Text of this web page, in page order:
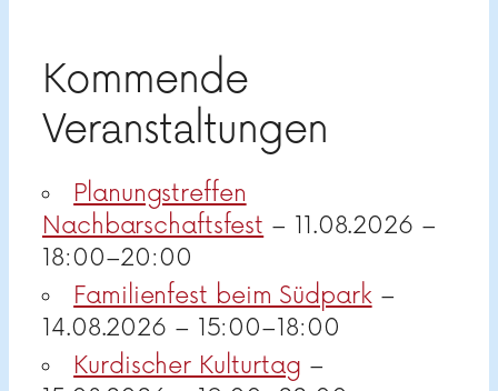
Kommende
Veranstaltungen
Planungstreffen
Nachbarschaftsfest – 11.08.2026 –
18:00–20:00
Familienfest beim Südpark–
14.08.2026 – 15:00–18:00
Kurdischer Kulturtag –